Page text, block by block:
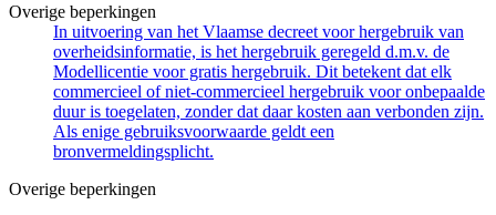
Overige beperkingen
In uitvoering van het Vlaamse decreet voor hergebruik van
overheidsinformatie, is het hergebruik geregeld d.m.v. de
Modellicentie voor gratis hergebruik. Dit betekent dat elk
commercieel of niet-commercieel hergebruik voor onbepaalde
duur is toegelaten, zonder dat daar kosten aan verbonden zijn.
Als enige gebruiksvoorwaarde geldt een
bronvermeldingsplicht.
Overige beperkingen